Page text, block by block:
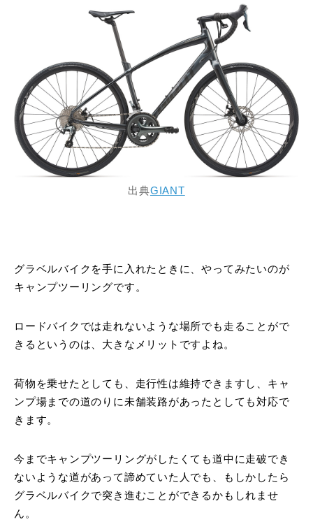
出典GIANT
グラベルバイクを手に入れたときに、やってみたいのが
キャンプツーリングです。
ロードバイクでは走れないような場所でも走ることがで
きるというのは、大きなメリットですよね。
荷物を乗せたとしても、走行性は維持できますし、キャ
ンプ場までの道のりに未舗装路があったとしても対応で
きます。
今までキャンプツーリングがしたくても道中に走破でき
ないような道があって諦めていた人でも、もしかしたら
グラベルバイクで突き進むことができるかもしれませ
ん。